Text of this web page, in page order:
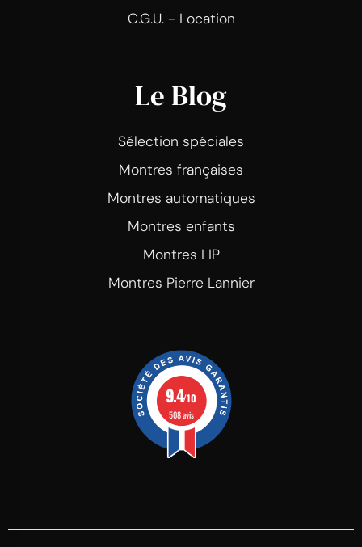
C.G.U. - Location
Le Blog
Sélection spéciales
Montres françaises
Montres automatiques
Montres enfants
Montres LIP
Montres Pierre Lannier
9.4/10
508 avis